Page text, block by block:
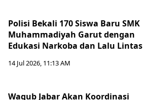
Polisi Bekali 170 Siswa Baru SMK
Muhammadiyah Garut dengan
Edukasi Narkoba dan Lalu Lintas
14 Jul 2026, 11:13 AM
Wagub Jabar Akan Koordinasi